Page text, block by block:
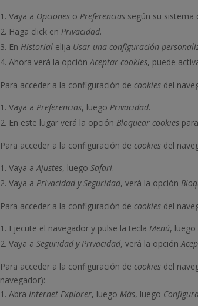
Vaya a Opciones o Preferencias según su sistema
Haga click en Privacidad.
En Historial elija Usar una configuración
Ahora verá la opciónAceptar cookies, puede
Para acceder a la configuración de cookies del
Vaya a Preferencias, luego Privacidad.
En este lugar verá la opción Bloquear cookies
Para acceder a la configuración de cookies del
Vaya aAjustes, luego Safari.
Vaya a Privacidad y Seguridad, verá la opción
Para acceder a la configuración de cookies del
Ejecute el navegador y pulse la tecla Menú, luego
Vaya a Seguridad y Privacidad, verá la opción
Para acceder a la configuración de cookies del
navegador):
Abra Internet Explorer, luego Más, luego